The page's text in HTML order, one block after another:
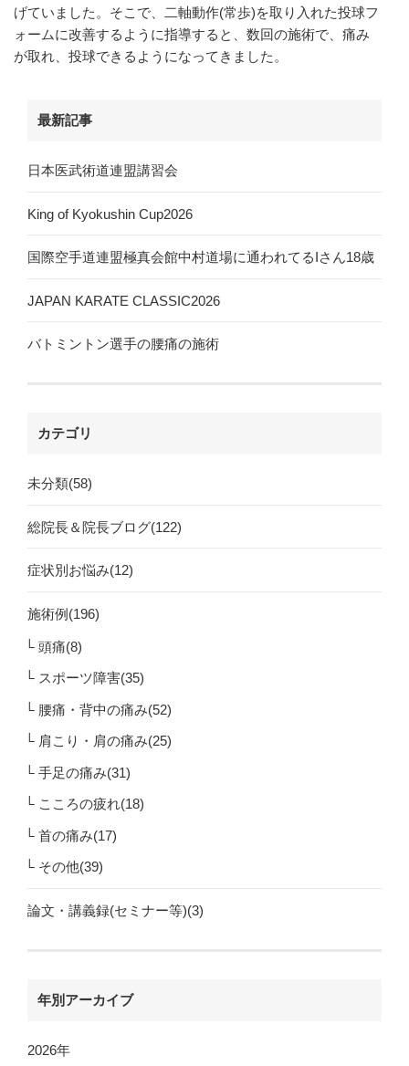
げていました。そこで、二軸動作(常歩)を取り入れた投球フ
ォームに改善するように指導すると、数回の施術で、痛み
が取れ、投球できるようになってきました。
最新記事
日本医武術道連盟講習会
King of Kyokushin Cup2026
国際空手道連盟極真会館中村道場に通われてるIさん18歳
JAPAN KARATE CLASSIC2026
バトミントン選手の腰痛の施術
カテゴリ
未分類(58)
総院長＆院長ブログ(122)
症状別お悩み(12)
施術例(196)
頭痛(8)
スポーツ障害(35)
腰痛・背中の痛み(52)
肩こり・肩の痛み(25)
手足の痛み(31)
こころの疲れ(18)
首の痛み(17)
その他(39)
論文・講義録(セミナー等)(3)
年別アーカイブ
2026年